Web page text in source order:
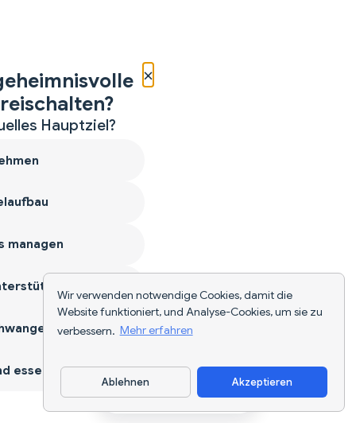
Wir verwenden notwendige Cookies, damit die
Website funktioniert, und Analyse-Cookies, um sie zu
verbessern. Mehr erfahren
Ablehnen Akzeptieren
App herunterladen
×
Hauptziel?
managen
essen